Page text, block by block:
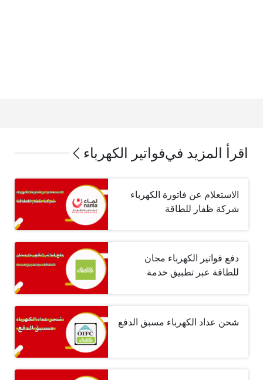
اقرأ المزيد فيفواتير الكهرباء
الاستعلام عن فاتورة الكهرباء
شركة ظفار للطاقة
دفع فواتير الكهرباء مجان
للطاقة عبر تطبيق خدمة
شحن عداد الكهرباء مسبق الدفع